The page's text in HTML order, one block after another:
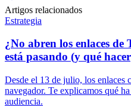
Artigos relacionados
Estrategia
¿No abren los enlaces de
está pasando (y qué
Desde el 13 de julio, los enlaces
navegador. Te explicamos qué
audiencia.